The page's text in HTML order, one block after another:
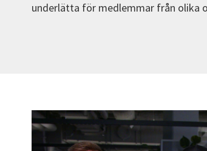
underlätta för medlemmar från olika